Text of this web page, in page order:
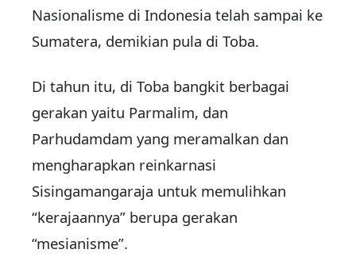
Nasionalisme di Indonesia telah sampai ke
Sumatera, demikian pula di Toba.
Di tahun itu, di Toba bangkit berbagai
gerakan yaitu Parmalim, dan
Parhudamdam yang meramalkan dan
mengharapkan reinkarnasi
Sisingamangaraja untuk memulihkan
“kerajaannya” berupa gerakan
“mesianisme”.